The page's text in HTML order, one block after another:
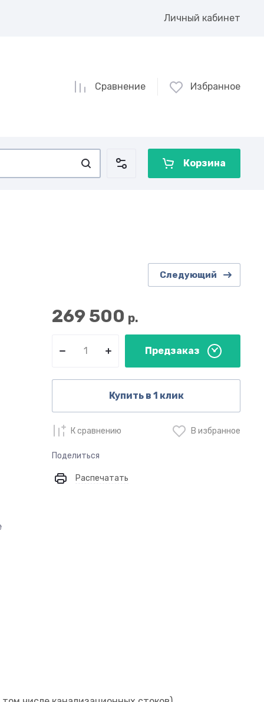
Личный кабинет
Сравнение Избранное
Корзина
Следующий
269 500 р.
Предзаказ
Купить в 1 клик
К сравнению В избранное
Поделиться
Распечатать